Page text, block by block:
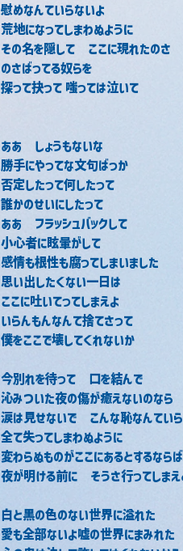
慰めなんていらないよ
荒地になってしまわぬように
その名を隠して　ここに現れたのさ
のさばってる奴らを
探って抉って 嗤っては泣いて
ああ　しょうもないな
勝手にやってな文句ばっか
否定したって何したって
誰かのせいにしたって
ああ　フラッシュバックして
小心者に眩暈がして
感情も根性も腐ってしまいました
思い出したくない一日は
ここに吐いてってしまえよ
いらんもんなんて捨てさって
僕をここで壊してくれないか
今別れを待って　口を結んで
沁みついた夜の傷が癒えないのなら
涙は見せないで　こんな恥なんてい
全て失ってしまわぬように
変わらぬものがここにあるとするならば
夜が明ける前に　そうさ行ってしまえ
白と黒の色のない世界に溢れた
愛も全部ないよ嘘の世界にまみれた